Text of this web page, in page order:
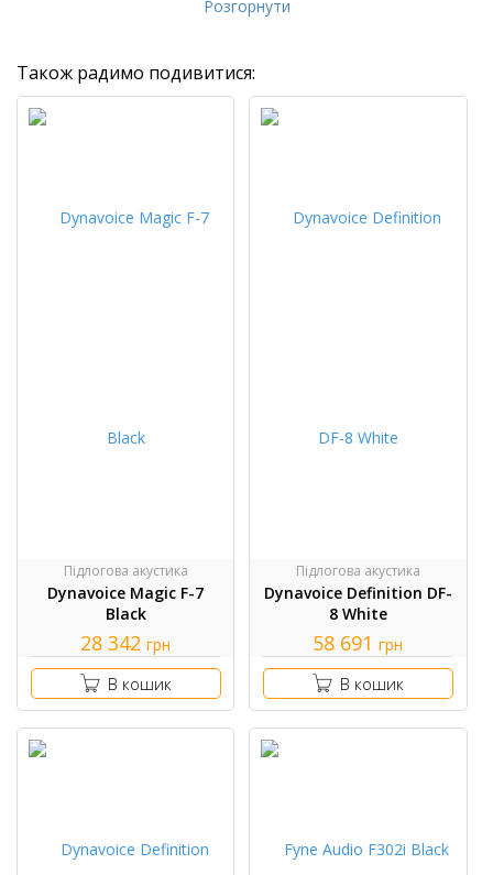
Розгорнути
Також радимо подивитися:
Підлогова акустика
Dynavoice Magic F-7
Black
28 342 грн
В кошик
Підлогова акустика
Dynavoice Definition DF-
8 White
58 691 грн
В кошик